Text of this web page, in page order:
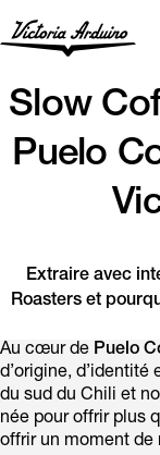
Slow
Puelo
Extraire avec
Roasters et
Au cœur de Puelo
d’origine,
du sud du Chili et
née pour offrir plus
offrir un moment de